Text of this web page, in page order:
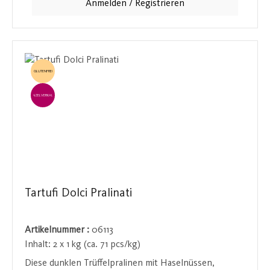
einem idealen Geschenk oder einer kleinen Nascherei
Anmelden / Registrieren
GLUTENFREI
EINZELVERKAUF
Tartufi Dolci Pralinati
Artikelnummer : 06113
Inhalt: 2 x 1 kg (ca. 71 pcs/kg)
Diese dunklen Trüffelpralinen mit Haselnüssen,